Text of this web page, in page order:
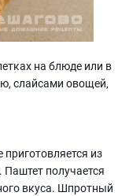
на блюде или в
слайсами овощей,
из
получается
вкуса. Шпротный